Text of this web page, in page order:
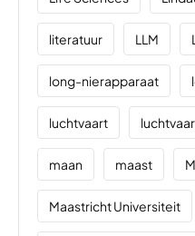
literatuur LLM
long-nierapparaat
luchtvaart
maan maast
Maastricht Universiteit